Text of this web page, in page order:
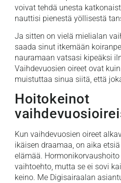
voivat tehdä unesta
nauttisi pienestä yöllisestä
Ja sitten on vielä mielialan
saada sinut itkemään
nauramaan vatsasi kipeäksi
Vaihdevuosien oireet ovat
muistuttaa sinua siitä, että
Hoitokeinot
Kun vaihdevuosien oireet
ikäisen draamaa, on aika
elämää. Hormonikorvaushoito
vaihtoehto, mutta se ei sovi
keino. Me Digisairaalan